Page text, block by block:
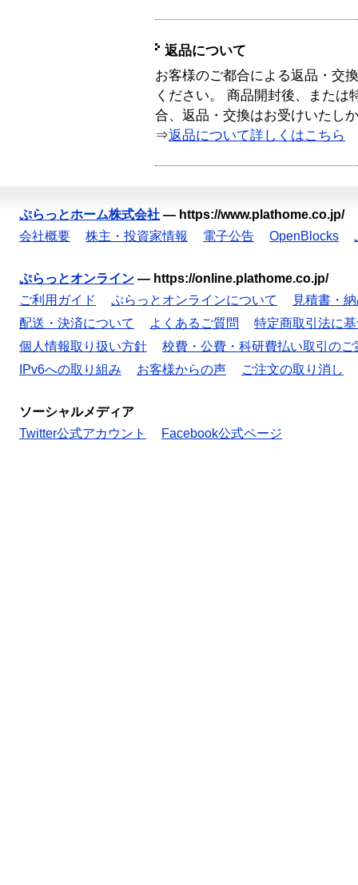
返品について
お客様のご都合による返品・交
ください。 商品開封後、または
合、返品・交換はお受けいたし
⇒返品について詳しくはこちら
ぷらっとホーム株式会社 — https://www.plathome.co.jp/
会社概要
株主・投資家情報 電子公告 OpenBlocks
ぷらっとオンライン — https://online.plathome.co.jp/
ご利用ガイド
ぷらっとオンラインについて
見積書・
配送・決済について
よくあるご質問
特定商取引法に
個人情報取り扱い方針
校費・公費・科研費払い取引のご
IPv6への取り組み
お客様からの声 ご注文の取り消し
ソーシャルメディア
Twitter公式アカウント
Facebook公式ページ